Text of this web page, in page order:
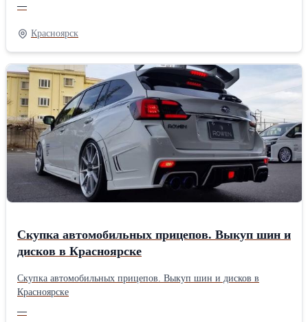
—
Красноярск
Скупка автомобильных прицепов. Выкуп шин и
дисков в Красноярске
Скупка автомобильных прицепов. Выкуп шин и дисков в
Красноярске
—